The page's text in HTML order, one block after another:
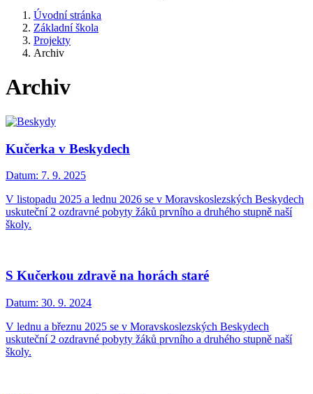
Úvodní stránka
Základní škola
Projekty
Archiv
Archiv
Kučerka v Beskydech
Datum: 7. 9. 2025
V listopadu 2025 a lednu 2026 se v Moravskoslezských Beskydech
uskuteční 2 ozdravné pobyty žáků prvního a druhého stupně naší
školy.
S Kučerkou zdravě na horách staré
Datum: 30. 9. 2024
V lednu a březnu 2025 se v Moravskoslezských Beskydech
uskuteční 2 ozdravné pobyty žáků prvního a druhého stupně naší
školy.